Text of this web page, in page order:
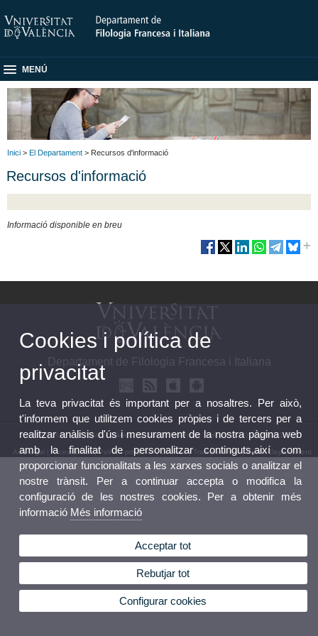
MENÚ
Inici > El Departament > Recursos d'informació
Recursos d'informació
Informació disponible en breu
Departament de Filologia Francesa i Italiana
© 2026 UV. - Av. Blasco Ibáñez, 32 46010 València. Telèfon: (+34) 96 386 42 60
Avís legal Accessibilitat|Política privacitat|Cookies|Transparència|Bústia Departament
Cookies i política de
privacitat
La teva privacitat és important per a nosaltres. Per això,
t'informem que utilitzem cookies pròpies i de tercers per a
realitzar anàlisis d'ús i mesurament de la nostra pàgina web
amb la finalitat de personalitzar continguts,així com
proporcionar funcionalitats a les xarxes socials o analitzar el
nostre trànsit. Per a continuar accepta o modifica la
configuració de les nostres cookies. Per a obtenir més
informació Més informació
Acceptar tot
Rebutjar tot
Configurar cookies